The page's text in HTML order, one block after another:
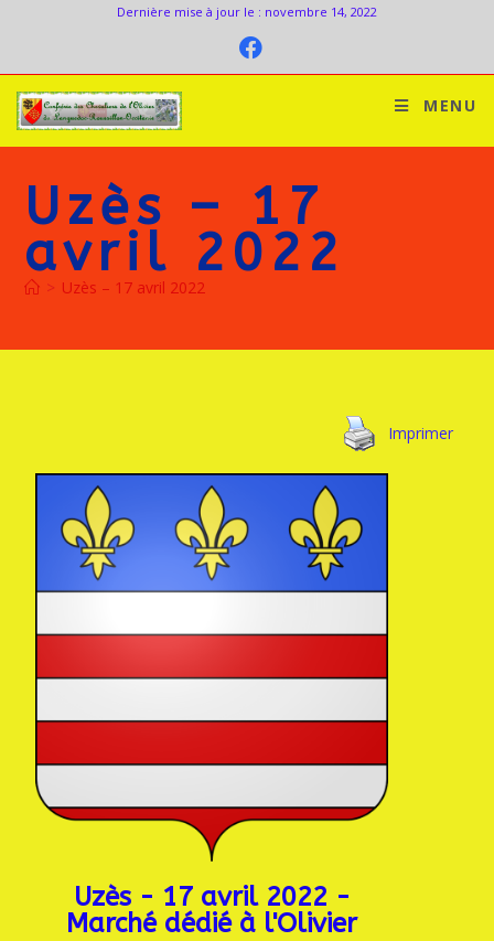
Dernière mise à jour le : novembre 14, 2022
MENU
Uzès – 17
avril 2022
> Uzès – 17 avril 2022
Imprimer
Uzès - 17 avril 2022 -
Marché dédié à l'Olivier